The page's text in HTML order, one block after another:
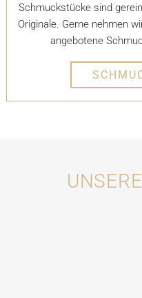
Schmuckstücke sind
Originale. Gerne nehmen
angebotene